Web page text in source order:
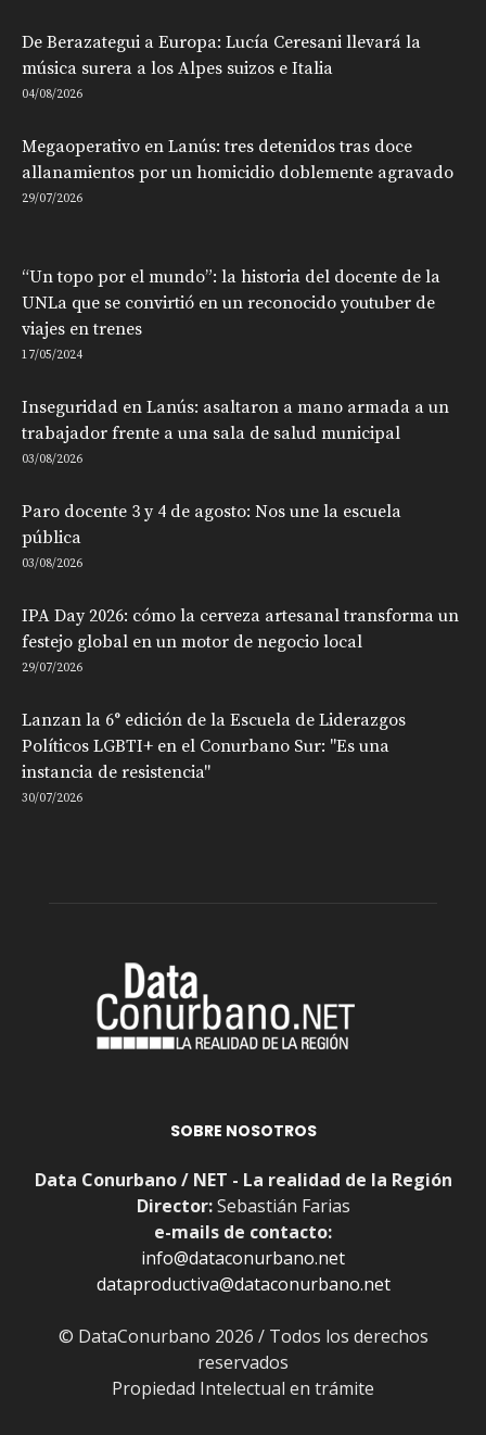
De Berazategui a Europa: Lucía Ceresani llevará la
música surera a los Alpes suizos e Italia
04/08/2026
Megaoperativo en Lanús: tres detenidos tras doce
allanamientos por un homicidio doblemente agravado
29/07/2026
“Un topo por el mundo”: la historia del docente de la
UNLa que se convirtió en un reconocido youtuber de
viajes en trenes
17/05/2024
Inseguridad en Lanús: asaltaron a mano armada a un
trabajador frente a una sala de salud municipal
03/08/2026
Paro docente 3 y 4 de agosto: Nos une la escuela
pública
03/08/2026
IPA Day 2026: cómo la cerveza artesanal transforma un
festejo global en un motor de negocio local
29/07/2026
Lanzan la 6° edición de la Escuela de Liderazgos
Políticos LGBTI+ en el Conurbano Sur: "Es una
instancia de resistencia"
30/07/2026
SOBRE NOSOTROS
Data Conurbano / NET - La realidad de la Región
Director:Sebastián Farias
e-mails de contacto:
info@dataconurbano.net
dataproductiva@dataconurbano.net
© DataConurbano 2026 / Todos los derechos
reservados
Propiedad Intelectual en trámite